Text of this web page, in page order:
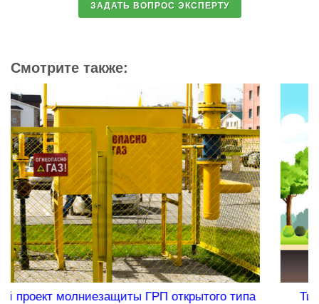
Смотрите также:
типа
Типовой проект "Молниезащита и